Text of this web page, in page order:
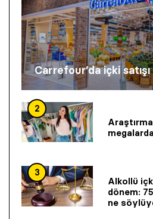
Carrefour’da içki
2
3
Alkollü
dönem:
ne